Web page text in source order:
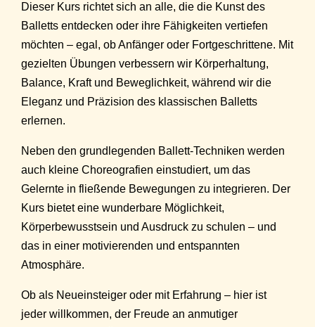
Dieser Kurs richtet sich an alle, die die Kunst des
Balletts entdecken oder ihre Fähigkeiten vertiefen
möchten – egal, ob Anfänger oder Fortgeschrittene. Mit
gezielten Übungen verbessern wir Körperhaltung,
Balance, Kraft und Beweglichkeit, während wir die
Eleganz und Präzision des klassischen Balletts
erlernen.
Neben den grundlegenden Ballett-Techniken werden
auch kleine Choreografien einstudiert, um das
Gelernte in fließende Bewegungen zu integrieren. Der
Kurs bietet eine wunderbare Möglichkeit,
Körperbewusstsein und Ausdruck zu schulen – und
das in einer motivierenden und entspannten
Atmosphäre.
Ob als Neueinsteiger oder mit Erfahrung – hier ist
jeder willkommen, der Freude an anmutiger